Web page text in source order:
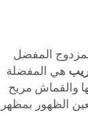
المفضل
هي المفضلة
والقماش مريح
الظهور بمظهر